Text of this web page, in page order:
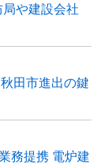
や建設会社
田市進出の鍵
務提携 電炉建